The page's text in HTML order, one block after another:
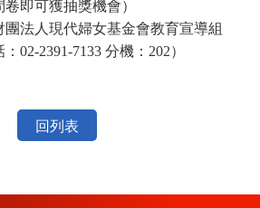
即可獲抽獎機會）
團法人現代婦女基金會教育宣導組
02-2391-7133 分機：202）
回列表